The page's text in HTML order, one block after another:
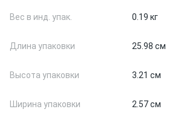
Вес в инд. упак. 0.19 кг
Длина упаковки 25.98 см
Высота упаковки 3.21 см
Ширина упаковки 2.57 см